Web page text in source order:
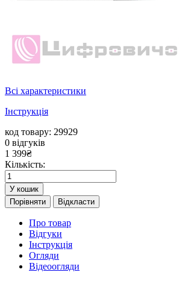
Всі характеристики
Інструкція
код товару: 29929
0 відгуків
1 399₴
Кількість:
У кошик
Порівняти
Відкласти
Про товар
Відгуки
Інструкція
Огляди
Відеоогляди